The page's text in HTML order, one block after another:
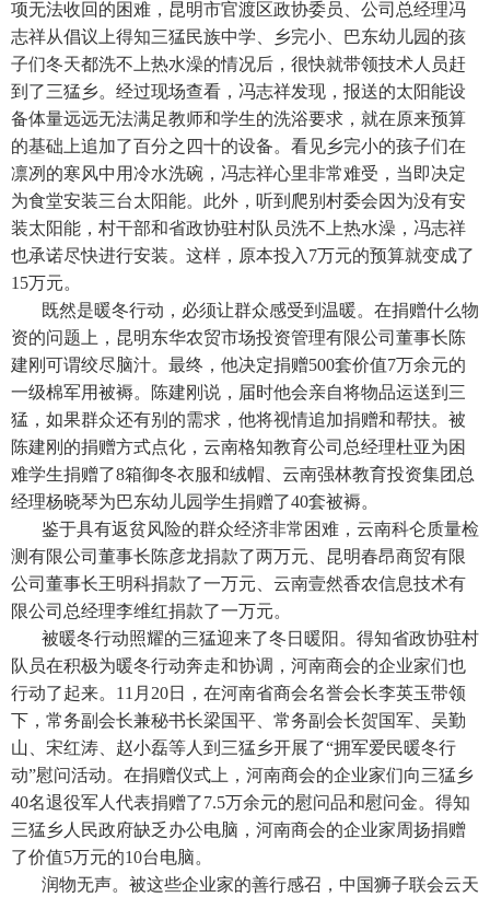
项无法收回的困难，昆明市官渡区政协委员、公司总经理冯
志祥从倡议上得知三猛民族中学、乡完小、巴东幼儿园的孩
子们冬天都洗不上热水澡的情况后，很快就带领技术人员赶
到了三猛乡。经过现场查看，冯志祥发现，报送的太阳能设
备体量远远无法满足教师和学生的洗浴要求，就在原来预算
的基础上追加了百分之四十的设备。看见乡完小的孩子们在
凛冽的寒风中用冷水洗碗，冯志祥心里非常难受，当即决定
为食堂安装三台太阳能。此外，听到爬别村委会因为没有安
装太阳能，村干部和省政协驻村队员洗不上热水澡，冯志祥
也承诺尽快进行安装。这样，原本投入7万元的预算就变成了
15万元。
既然是暖冬行动，必须让群众感受到温暖。在捐赠什么物
资的问题上，昆明东华农贸市场投资管理有限公司董事长陈
建刚可谓绞尽脑汁。最终，他决定捐赠500套价值7万余元的
一级棉军用被褥。陈建刚说，届时他会亲自将物品运送到三
猛，如果群众还有别的需求，他将视情追加捐赠和帮扶。被
陈建刚的捐赠方式点化，云南格知教育公司总经理杜亚为困
难学生捐赠了8箱御冬衣服和绒帽、云南强林教育投资集团总
经理杨晓琴为巴东幼儿园学生捐赠了40套被褥。
鉴于具有返贫风险的群众经济非常困难，云南科仑质量检
测有限公司董事长陈彦龙捐款了两万元、昆明春昂商贸有限
公司董事长王明科捐款了一万元、云南壹然香农信息技术有
限公司总经理李维红捐款了一万元。
被暖冬行动照耀的三猛迎来了冬日暖阳。得知省政协驻村
队员在积极为暖冬行动奔走和协调，河南商会的企业家们也
行动了起来。11月20日，在河南省商会名誉会长李英玉带领
下，常务副会长兼秘书长梁国平、常务副会长贺国军、吴勤
山、宋红涛、赵小磊等人到三猛乡开展了“拥军爱民暖冬行
动”慰问活动。在捐赠仪式上，河南商会的企业家们向三猛乡
40名退役军人代表捐赠了7.5万余元的慰问品和慰问金。得知
三猛乡人民政府缺乏办公电脑，河南商会的企业家周扬捐赠
了价值5万元的10台电脑。
润物无声。被这些企业家的善行感召，中国狮子联会云天